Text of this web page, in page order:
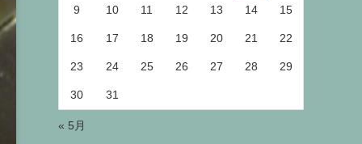
9 10 11 12 13 14 15
16 17 18 19 20 21 22
23 24 25 26 27 28 29
30 31
« 5月